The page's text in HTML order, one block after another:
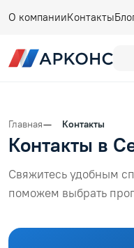
О компанииКонтакты
Главная Контакты
Контакты в
Свяжитесь удобным
поможем выбрать